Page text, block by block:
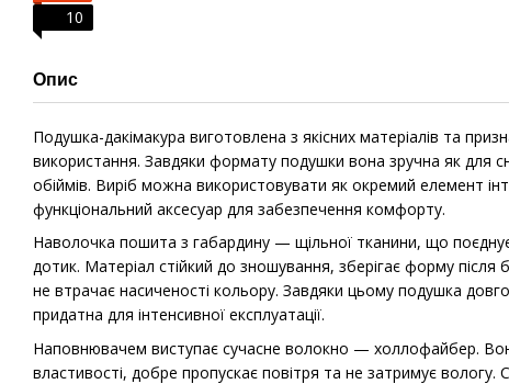
10
Опис
Подушка-дакімакура виготовлена з якісних матеріалів та
використання. Завдяки формату подушки вона зручна як для
обіймів. Виріб можна використовувати як окремий елемент
функціональний аксесуар для забезпечення комфорту.
Наволочка пошита з габардину — щільної тканини, що поєднує
дотик. Матеріал стійкий до зношування, зберігає форму після
не втрачає насиченості кольору. Завдяки цьому подушка довго
придатна для інтенсивної експлуатації.
Наповнювачем виступає сучасне волокно — холлофайбер.
властивості, добре пропускає повітря та не затримує вологу.